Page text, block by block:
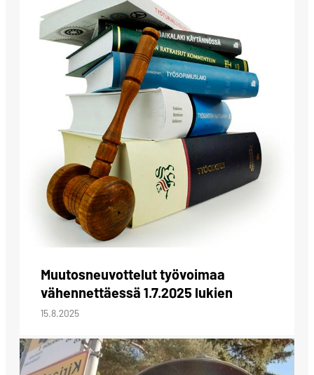
Muutosneuvottelut työvoimaa
vähennettäessä 1.7.2025 lukien
15.8.2025